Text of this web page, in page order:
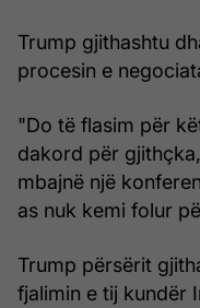
Trump gjithashtu
procesin e
"Do të flasim për
dakord për
mbajnë një
as nuk kemi folur
Trump përsërit
fjalimin e tij kundër